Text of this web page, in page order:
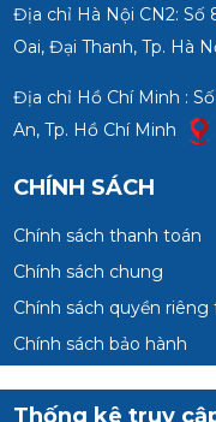
Địa chỉ Hà Nội CN2: Số
Oai, Đại Thanh, Tp. Hà
Địa chỉ Hồ Chí Minh :
An, Tp. Hồ Chí Minh
CHÍNH SÁCH
Chính sách thanh toán
Chính sách chung
Chính sách quyền riêng
Chính sách bảo hành
Thống kê truy